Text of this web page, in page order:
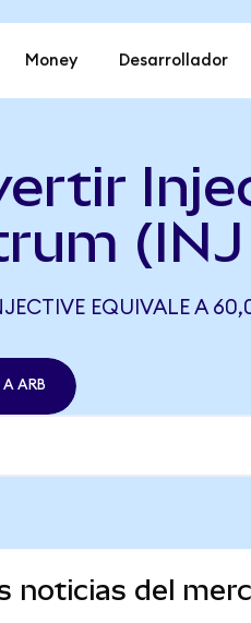
Money Desarrollador
(INJ
EQUIVALE A
ARB
noticias del